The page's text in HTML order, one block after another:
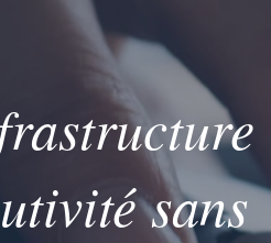
sans